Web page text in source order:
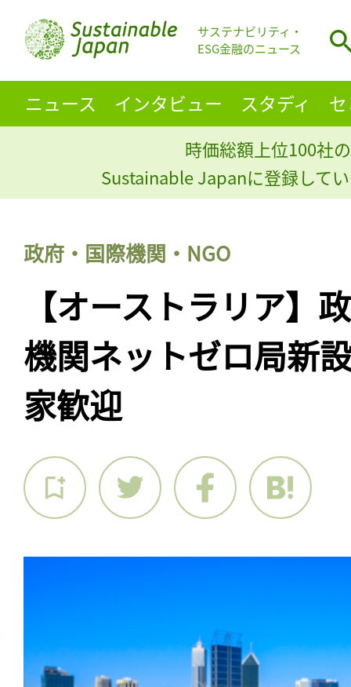
サステナビリティ・
ESG金融のニュース
ニュース インタビュー スタディ
時価総額上位100社
Sustainable Japanに登録して
政府・国際機関・NGO
【オーストラリア】
機関ネットゼロ局新
家歓迎